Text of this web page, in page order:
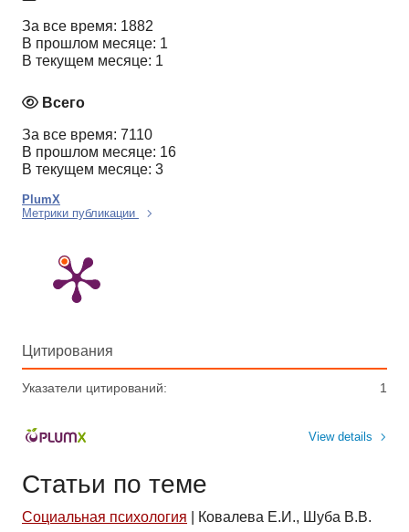
За все время: 1882
В прошлом месяце: 1
В текущем месяце: 1
Всего
За все время: 7110
В прошлом месяце: 16
В текущем месяце: 3
PlumX
Метрики публикации
Цитирования
Указатели цитирований: 1
View details
Статьи по теме
Социальная психология
Ковалева Е.И., Шуба В.В.